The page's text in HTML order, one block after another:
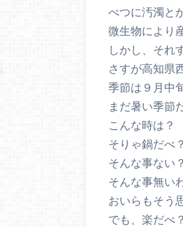
べつに汚濁と
微生物により
しかし、それ
さすが高知県
季節は９月中旬
まだ暑い季節
こんな時は？
そりゃ鍋だべ？
そんな事ない？
そんな事無い
おいらもそう
でも、楽だべ？